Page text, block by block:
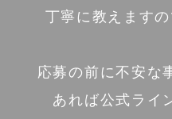
丁寧に教えます
応募の前に不安な
あれば公式ライ